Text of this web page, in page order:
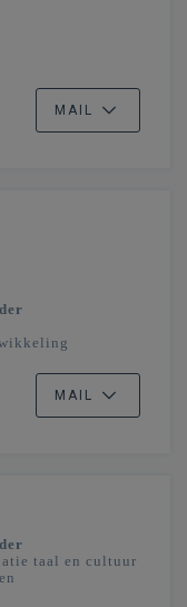
MAIL
MAIL
taal en cultuur